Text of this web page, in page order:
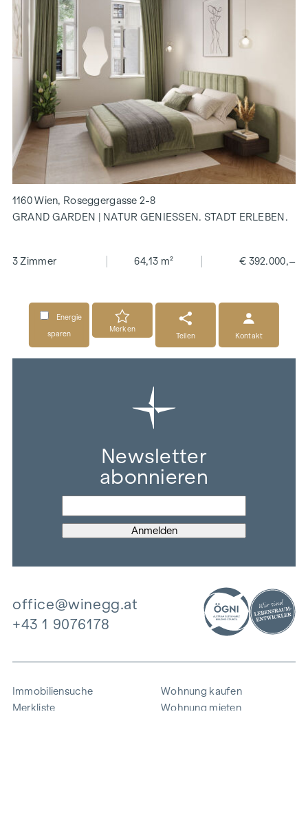
1160 Wien, Roseggergasse 2-8
GRAND GARDEN | NATUR GENIESSEN. STADT ERLEBEN.
3 Zimmer 64,13 m² € 392.000,–
Energie
sparen
Merken
Teilen
Kontakt
Newsletter
abonnieren
office@winegg.at
+43 1 9076178
Immobiliensuche
Merkliste
Wohnung kaufen
Wohnung mieten